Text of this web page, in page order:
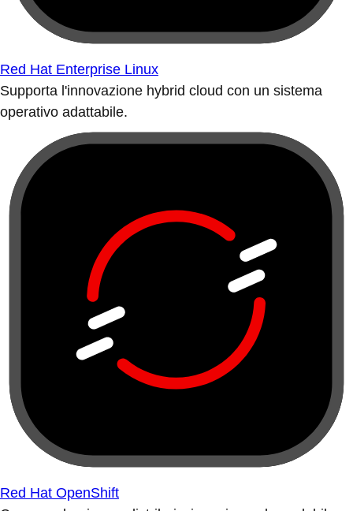
Red Hat Enterprise Linux
Supporta l'innovazione hybrid cloud con un sistema
operativo adattabile.
Red Hat OpenShift